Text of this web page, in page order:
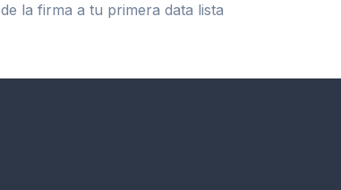
de la firma a tu primera data lista